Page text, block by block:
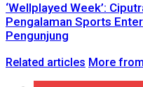
‘Wellplayed Week’:
Pengalaman Sports
Pengunjung
Related articles More